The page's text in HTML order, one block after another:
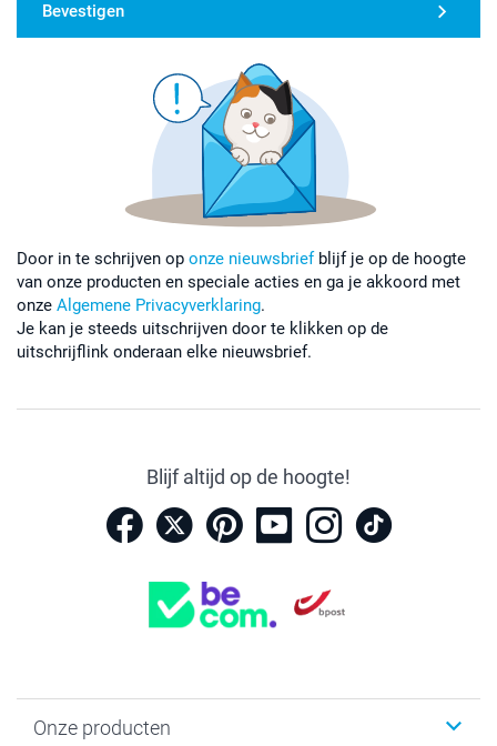
Bevestigen
Door in te schrijven op onze nieuwsbriefblijf je op de hoogte
van onze producten en speciale acties en ga je akkoord met
onze Algemene Privacyverklaring.
Je kan je steeds uitschrijven door te klikken op de
uitschrijflink onderaan elke nieuwsbrief.
Blijf altijd op de hoogte!
Onze producten